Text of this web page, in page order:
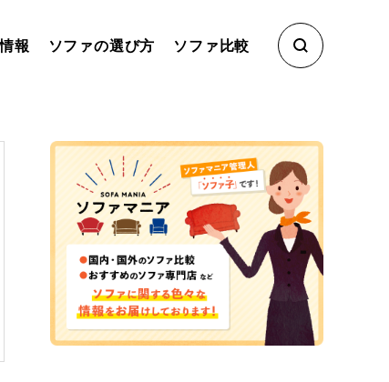
報 ソファの選び方 ソファ比較